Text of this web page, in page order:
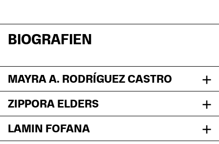
BIOGRAFIEN
MAYRA A. RODRÍGUEZ CASTRO
ZIPPORA ELDERS
LAMIN FOFANA